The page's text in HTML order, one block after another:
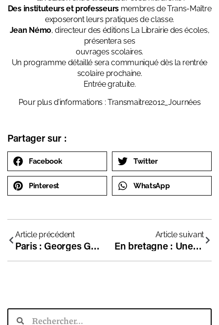
Des instituteurs et professeursmembres de Trans-Maître
exposeront leurs pratiques de classe.
Jean Némo, directeur des éditions La Librairie des écoles,
présentera ses
ouvrages scolaires.
Un programme détaillé sera communiqué dès la rentrée
scolaire prochaine.
Entrée gratuite.
Pour plus d’informations :Transmaitre2012_Journées
Partager sur :
Facebook Twitter
Pinterest WhatsApp
Article précédent
Paris : Georges Gusdorf, une école innovante pour enfants précoces en plein Paris
Article suivant
En bretagne : Une ancienne enseignante de ZEP est aujourd’hui directrice d’une école indépendante !